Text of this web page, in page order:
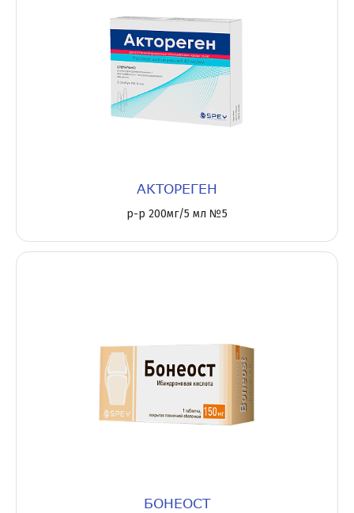
АКТОРЕГЕН
р-р 200мг/5 мл №5
БОНЕОСТ